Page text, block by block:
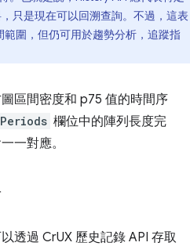
只是現在可以回溯查詢。不過，這表
範圍，但仍可用於趨勢分析，追蹤指
區間密度和 p75 值的時間序
欄位中的陣列長度完
一對應。
透過 CrUX 歷史記錄 API 存取